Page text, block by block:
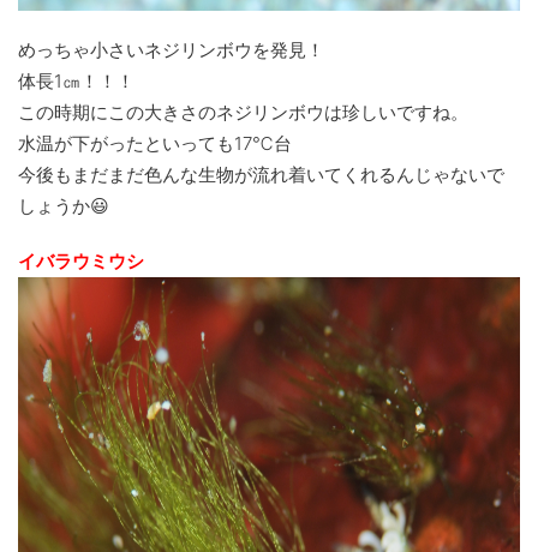
めっちゃ小さいネジリンボウを発見！
体長1㎝！！！
この時期にこの大きさのネジリンボウは珍しいですね。
水温が下がったといっても17℃台
今後もまだまだ色んな生物が流れ着いてくれるんじゃないで
しょうか😃
イバラウミウシ